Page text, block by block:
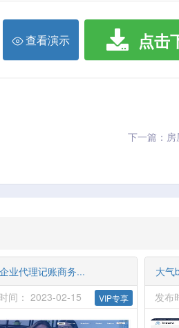
查看演示 点击
下一篇：
业代理记账商务...
间： 2023-02-15
VIP专享
大气
发布